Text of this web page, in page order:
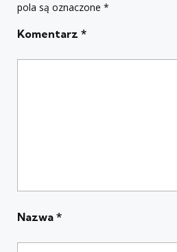
pola są oznaczone *
Komentarz *
Nazwa *